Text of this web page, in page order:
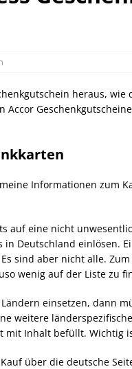
die Bahncard 50 bis Ende Juli 2026
heraus,
Informationen zum
auf eine nicht
Deutschland einlösen.
sind aber nicht alle.
wenig auf der Liste zu
einsetzen, dann
weitere
mit Inhalt befüllt. Wichtig
über die deutsche